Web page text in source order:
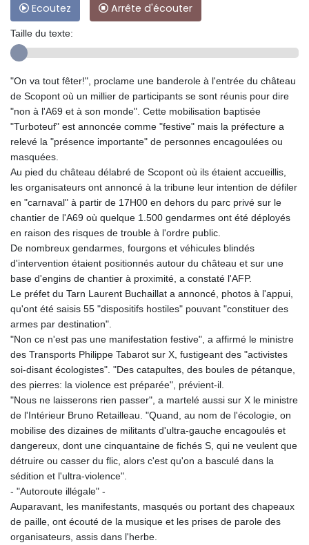
Ecoutez Arrête d'écouter
Taille du texte:
"On va tout fêter!", proclame une banderole à l'entrée du château
de Scopont où un millier de participants se sont réunis pour dire
"non à l'A69 et à son monde". Cette mobilisation baptisée
"Turboteuf" est annoncée comme "festive" mais la préfecture a
relevé la "présence importante" de personnes encagoulées ou
masquées.
Au pied du château délabré de Scopont où ils étaient accueillis,
les organisateurs ont annoncé à la tribune leur intention de défiler
en "carnaval" à partir de 17H00 en dehors du parc privé sur le
chantier de l'A69 où quelque 1.500 gendarmes ont été déployés
en raison des risques de trouble à l'ordre public.
De nombreux gendarmes, fourgons et véhicules blindés
d'intervention étaient positionnés autour du château et sur une
base d'engins de chantier à proximité, a constaté l'AFP.
Le préfet du Tarn Laurent Buchaillat a annoncé, photos à l'appui,
qu'ont été saisis 55 "dispositifs hostiles" pouvant "constituer des
armes par destination".
"Non ce n'est pas une manifestation festive", a affirmé le ministre
des Transports Philippe Tabarot sur X, fustigeant des "activistes
soi-disant écologistes". "Des catapultes, des boules de pétanque,
des pierres: la violence est préparée", prévient-il.
"Nous ne laisserons rien passer", a martelé aussi sur X le ministre
de l'Intérieur Bruno Retailleau. "Quand, au nom de l'écologie, on
mobilise des dizaines de militants d'ultra-gauche encagoulés et
dangereux, dont une cinquantaine de fichés S, qui ne veulent que
détruire ou casser du flic, alors c'est qu'on a basculé dans la
sédition et l'ultra-violence".
- "Autoroute illégale" -
Auparavant, les manifestants, masqués ou portant des chapeaux
de paille, ont écouté de la musique et les prises de parole des
organisateurs, assis dans l'herbe.